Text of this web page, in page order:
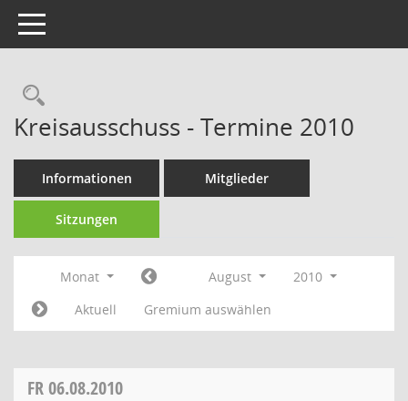
Toggle navigation
Rechercheauswahl
Kreisausschuss - Termine 2010
Informationen Mitglieder
Sitzungen
Monat August
2010
Aktuell
Gremium auswählen
FR06.08.2010